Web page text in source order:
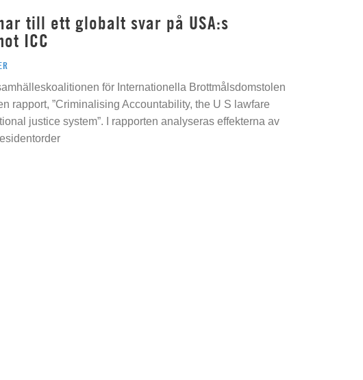
till ett globalt svar på USA:s
ICC
för Internationella Brottmålsdomstolen
rapport, ”Criminalising Accountability, the U S lawfare
justice system”. I rapporten analyseras effekterna av